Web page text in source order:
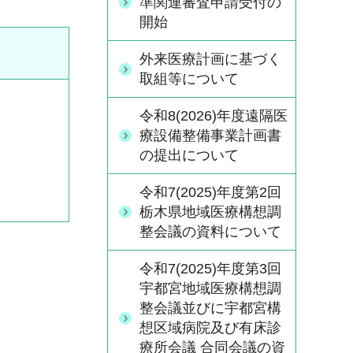
開始
外来医療計画に基づく
取組等について
令和8(2026)年度遠隔医
療設備整備事業計画書
の提出について
令和7(2025)年度第2回
栃木県地域医療構想調
整会議の資料について
令和7(2025)年度第3回
宇都宮地域医療構想調
整会議並びに宇都宮構
想区域病院及び有床診
療所会議 合同会議の資